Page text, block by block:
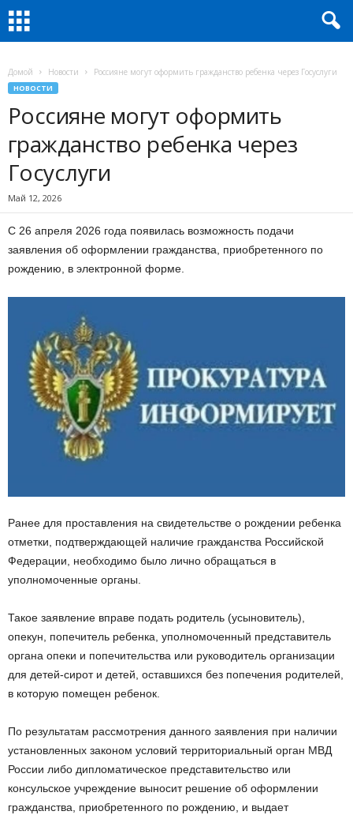
Домой Новости Россияне могут оформить гражданство ребенка через Госуслуги
НОВОСТИ
Россияне могут оформить
гражданство ребенка через
Госуслуги
Май 12, 2026
C 26 апреля 2026 года появилась возможность подачи
заявления об оформлении гражданства, приобретенного по
рождению, в электронной форме.
Ранее для проставления на свидетельстве о рождении ребенка
отметки, подтверждающей наличие гражданства Российской
Федерации, необходимо было лично обращаться в
уполномоченные органы.
Такое заявление вправе подать родитель (усыновитель),
опекун, попечитель ребенка, уполномоченный представитель
органа опеки и попечительства или руководитель организации
для детей-сирот и детей, оставшихся без попечения родителей,
в которую помещен ребенок.
По результатам рассмотрения данного заявления при наличии
установленных законом условий территориальный орган МВД
России либо дипломатическое представительство или
консульское учреждение выносит решение об оформлении
гражданства, приобретенного по рождению, и выдает